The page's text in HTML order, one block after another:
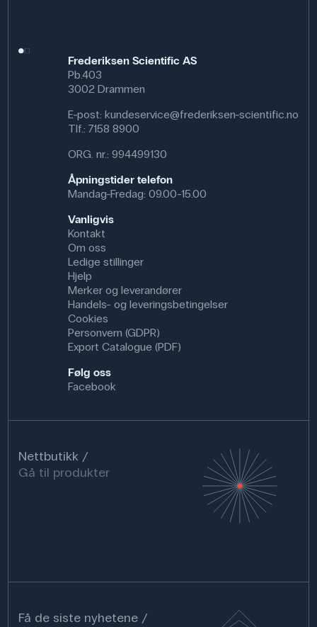
Frederiksen Scientific AS
Pb.403
3002 Drammen
E-post: kundeservice@frederiksen-scientific.no
Tlf.: 7158 8900
ORG. nr.: 994499130
Åpningstider telefon
Mandag-Fredag: 09.00-15.00
Vanligvis
Kontakt
Om oss
Ledige stillinger
Hjelp
Merker og leverandører
Handels- og leveringsbetingelser
Cookies
Personvern (GDPR)
Export Catalogue (PDF)
Følg oss
Facebook
Nettbutikk
Gå til produkter
Få de siste nyhetene